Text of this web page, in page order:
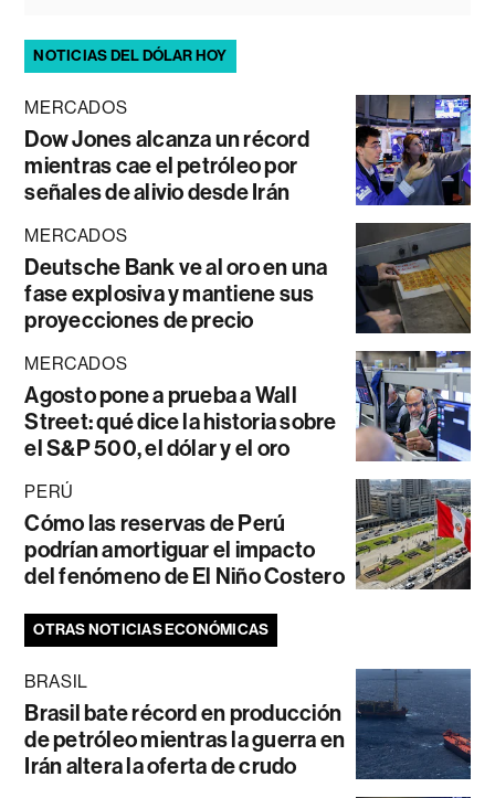
NOTICIAS DEL DÓLAR HOY
MERCADOS
Dow Jones alcanza un récord
mientras cae el petróleo por
señales de alivio desde Irán
MERCADOS
Deutsche Bank ve al oro en una
fase explosiva y mantiene sus
proyecciones de precio
MERCADOS
Agosto pone a prueba a Wall
Street: qué dice la historia sobre
el S&P 500, el dólar y el oro
PERÚ
Cómo las reservas de Perú
podrían amortiguar el impacto
del fenómeno de El Niño Costero
OTRAS NOTICIAS ECONÓMICAS
BRASIL
Brasil bate récord en producción
de petróleo mientras la guerra en
Irán altera la oferta de crudo